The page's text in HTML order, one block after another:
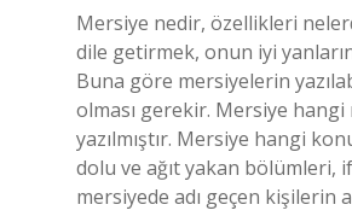
Mersiye nedir, özellikleri
dile getirmek, onun iyi
Buna göre mersiyelerin
olması gerekir. Mersiye hangi
yazılmıştır. Mersiye hangi
dolu ve ağıt yakan bölümleri,
mersiyede adı geçen kişilerin